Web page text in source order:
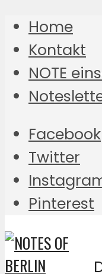
Home
Kontakt
NOTE
Facebook
Twitter
Pinterest